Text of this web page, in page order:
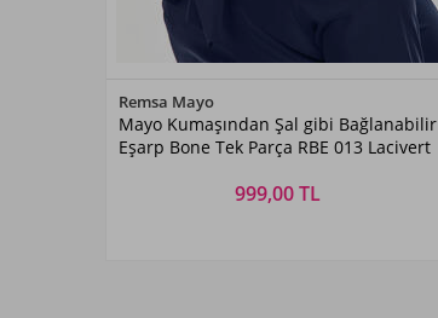
Lacivert
Remsa Mayo
Mayo Kumaşından Şal gibi Bağlanabilir
Eşarp Bone Tek Parça RBE 013 Lacivert
999,00 TL